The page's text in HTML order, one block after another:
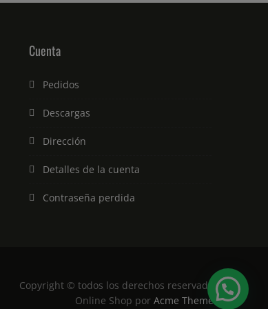
Cuenta
Pedidos
Descargas
Dirección
Detalles de la cuenta
Contraseña perdida
Copyright © todos los derechos reservados
Online Shop por Acme Themes